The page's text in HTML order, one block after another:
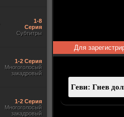
Для
1-8
Серия
Субтитры
1-2 Серия
Многоголосый
закадровый
1-2 Серия
Многоголосый
закадровый